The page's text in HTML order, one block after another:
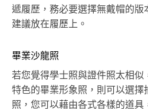
遞履歷，務必要選擇無戴帽的版
建議放在履歷上。
畢業沙龍照
若您覺得學士照與證件照太相似
特色的畢業形象照，則可以選擇
照，您可以藉由各式各樣的道